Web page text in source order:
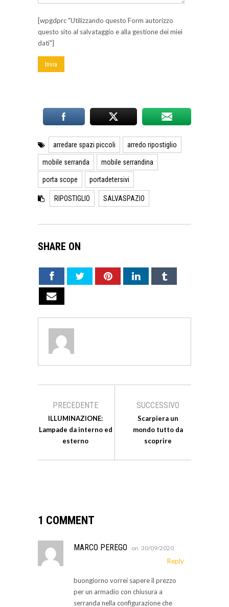
[wpgdprc "Utilizzando questo Form autorizzo
questo sito al salvataggio e alla gestione dei miei
dati"]
arredare spazi piccoli arredo ripostiglio
mobile serranda mobile serrandina
porta scope portadetersivi
RIPOSTIGLIO SALVASPAZIO
SHARE ON
PRECEDENTE
ILLUMINAZIONE:
Lampade da interno ed
esterno
SUCCESSIVO
Scarpiera un
mondo tutto da
scoprire
1 COMMENT
MARCO PEREGO on 30/09/2020
Reply
buongiorno vorrei sapere il prezzo
per un armadio con chiusura a
serranda nella configurazione che